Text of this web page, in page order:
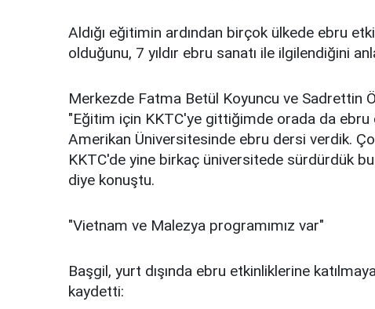
Aldığı eğitimin ardından birçok ülkede ebru
olduğunu, 7 yıldır ebru sanatı ile ilgilendiğini
Merkezde Fatma Betül Koyuncu ve Sadrettin
"Eğitim için KKTC'ye gittiğimde orada da ebru
Amerikan Üniversitesinde ebru dersi verdik.
KKTC'de yine birkaç üniversitede sürdürdük
diye konuştu.
"Vietnam ve Malezya programımız var"
Başgil, yurt dışında ebru etkinliklerine
kaydetti: